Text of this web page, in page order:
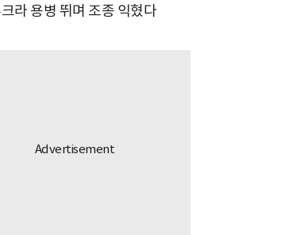
라 용병 뛰며 조종 익혔다